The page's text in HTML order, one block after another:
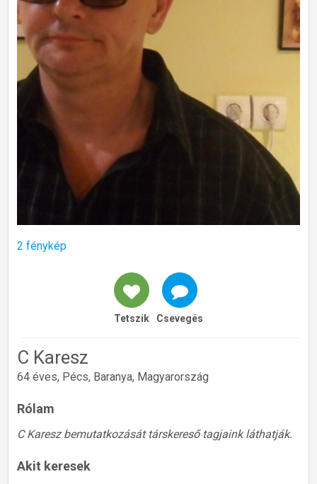
2 fénykép
Tetszik Csevegés
C Karesz
64 éves, Pécs, Baranya, Magyarország
Rólam
C Karesz bemutatkozását társkereső tagjaink láthatják.
Akit keresek